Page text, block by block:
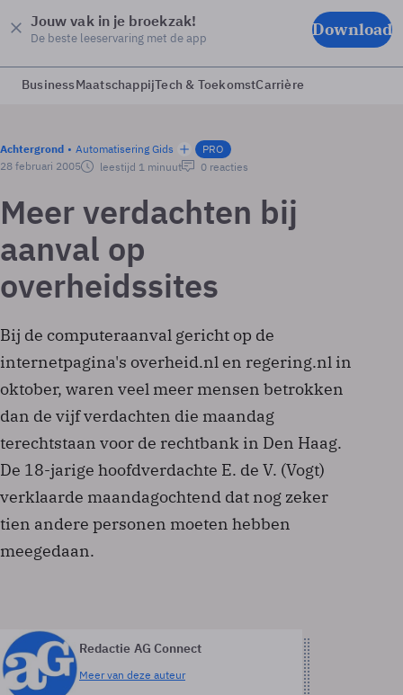
Jouw vak in je broekzak!
De beste leeservaring met de app Download
BusinessMaatschappijTech & ToekomstCarrière
Achtergrond Automatisering Gids
PRO
28 februari 2005
leestijd 1 minuut 0 reacties
Meer verdachten bij
aanval op
overheidssites
Bij de computeraanval gericht op de
internetpagina's overheid.nl en regering.nl in
oktober, waren veel meer mensen betrokken
dan de vijf verdachten die maandag
terechtstaan voor de rechtbank in Den Haag.
De 18-jarige hoofdverdachte E. de V. (Vogt)
verklaarde maandagochtend dat nog zeker
tien andere personen moeten hebben
meegedaan.
Redactie AG Connect
Meer van deze auteur